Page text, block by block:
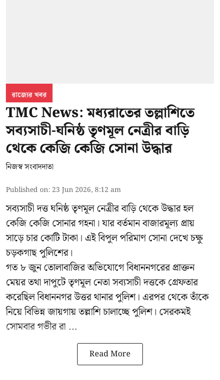
রাজ্যের খবর
TMC News: মধ্যরাতের তল্লাশিতে
সব্যসাচী-ঘনিষ্ঠ তৃণমূল নেত্রীর বাড়ি
থেকে কেজি কেজি সোনা উদ্ধার
নিজস্ব সংবাদদাতা
Published on: 23 Jun 2026, 8:12 am
সব্যসাচী দত্ত ঘনিষ্ঠ তৃণমূল নেত্রীর বাড়ি থেকে উদ্ধার হল
কেজি কেজি সোনার গহনা। যার বর্তমান বাজারমূল্য প্রায়
সাড়ে চার কোটি টাকা। এই বিপুল পরিমাণ সোনা দেখে চক্ষু
চড়কগাছ পুলিশের।
গত ৮ জুন তোলাবাজির অভিযোগে বিধাননগরের প্রাক্তন
মেয়র তথা দাপুটে তৃণমূল নেতা সব্যসাচী দত্তকে গ্রেফতার
করেছিল বিধাননগর উত্তর থানার পুলিশ। এরপর থেকে তাঁকে
নিয়ে বিভিন্ন জায়গায় তল্লাশি চালাচ্ছে পুলিশ। সেরকমই
সোমবার গভীর রা ...
Read More